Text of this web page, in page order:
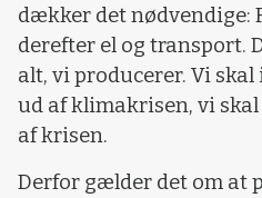
dækker det nødvendige:
derefter el og transport.
alt, vi producerer. Vi
ud af klimakrisen, vi
af krisen.
Derfor gælder det om at